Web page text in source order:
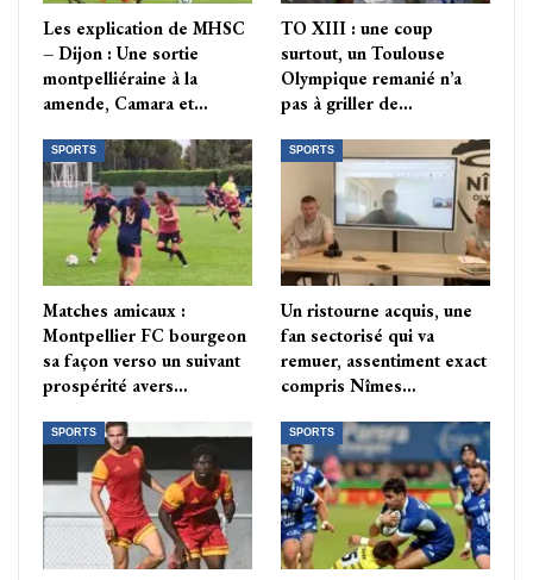
Les explication de MHSC
– Dijon : Une sortie
montpelliéraine à la
amende, Camara et…
TO XIII : une coup
surtout, un Toulouse
Olympique remanié n’a
pas à griller de…
SPORTS
Matches amicaux :
Montpellier FC bourgeon
sa façon verso un suivant
prospérité avers…
SPORTS
Un ristourne acquis, une
fan sectorisé qui va
remuer, assentiment exact
compris Nîmes…
SPORTS SPORTS